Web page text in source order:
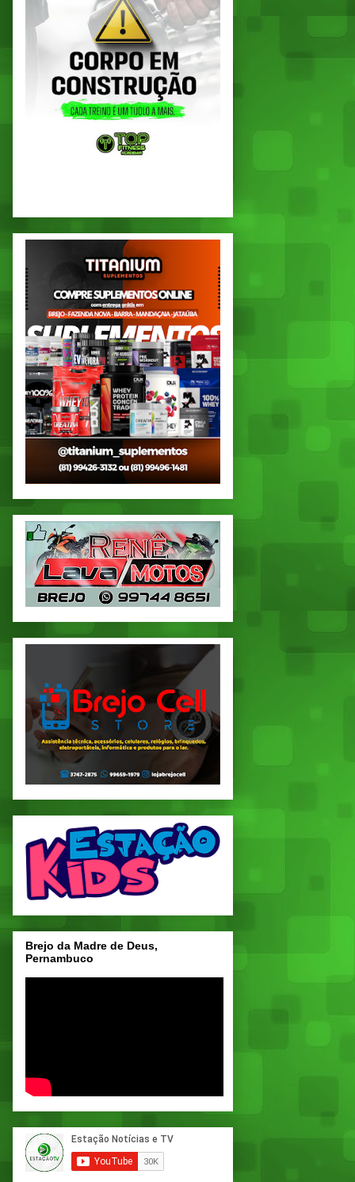
Brejo da Madre de Deus,
Pernambuco